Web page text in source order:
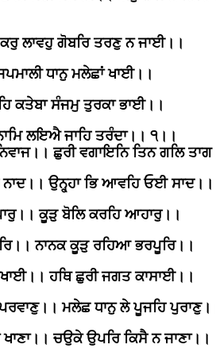
ਲਾਵਹੁ ਗੋਬਰਿ ਤਰਣੁ ਨ ਜਾਈ।।
ਧਾਨੁ ਮਲੇਛਾਂ ਖਾਈ।।
ਕਤੇਬਾ ਸੰਜਮੁ ਤੁਰਕਾ ਭਾਈ।।
ਲਇਐ ਜਾਹਿ ਤਰੰਦਾ।। ੧।।
ਛੁਰੀ ਵਗਾਇਨਿ ਤਿਨ ਗਲਿ
ਉਨ੍ਹ੍ਹਾ ਭਿ ਆਵਹਿ ਓਈ ਸਾਦ।।
ਕੂੜੁ ਬੋਲਿ ਕਰਹਿ ਆਹਾਰੁ।।
ਨਾਨਕ ਕੂੜੁ ਰਹਿਆ ਭਰਪੂਰਿ।।
ਹਥਿ ਛੁਰੀ ਜਗਤ ਕਾਸਾਈ।।
ਮਲੇਛ ਧਾਨੁ ਲੇ ਪੂਜਹਿ
ਚਉਕੇ ਉਪਰਿ ਕਿਸੈ ਨ ਜਾਣਾ।।